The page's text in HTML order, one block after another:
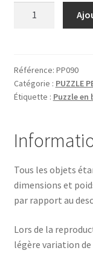
CIEL
Référence: PP090
Catégorie : PUZZLE
Étiquette : Puzzle en
Tous les objets
dimensions et
par rapport au
Lors de la
légère variation